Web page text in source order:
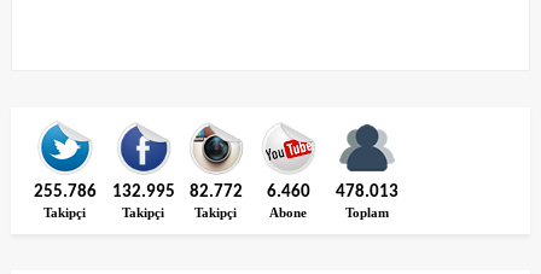
255.786
Takipçi
132.995
Takipçi
82.772
Takipçi
6.460
Abone
478.013
Toplam